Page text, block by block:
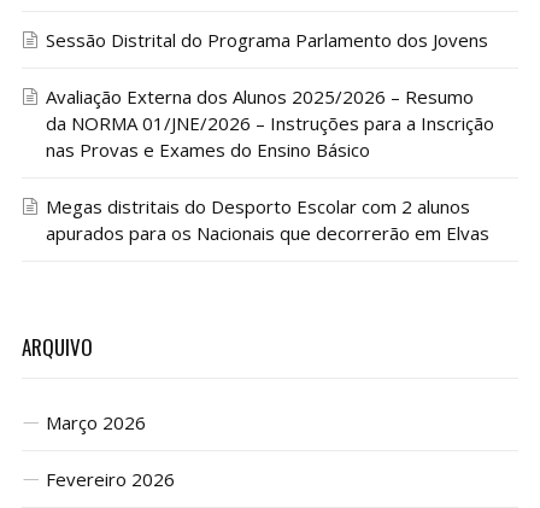
Sessão Distrital do Programa Parlamento dos Jovens
Avaliação Externa dos Alunos 2025/2026 – Resumo
da NORMA 01/JNE/2026 – Instruções para a Inscrição
nas Provas e Exames do Ensino Básico
Megas distritais do Desporto Escolar com 2 alunos
apurados para os Nacionais que decorrerão em Elvas
ARQUIVO
Março 2026
Fevereiro 2026